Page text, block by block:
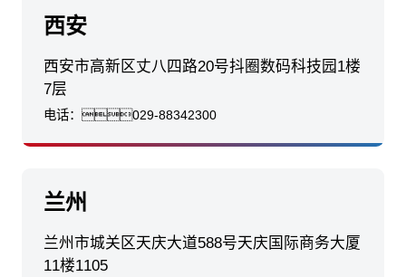
西安
西安市高新区丈八四路20号抖圈数码科技园1楼
7层
电话：029-88342300
兰州
兰州市城关区天庆大道588号天庆国际商务大厦
11楼1105